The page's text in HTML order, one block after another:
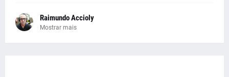
Raimundo Accioly
Mostrar mais